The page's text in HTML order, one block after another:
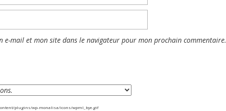
e-mail et mon site dans le navigateur pour mon prochain commentaire.